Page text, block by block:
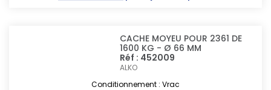
CACHE MOYEU POUR 2361 DE
1600 KG - Ø 66 MM
Réf : 452009
ALKO
Conditionnement : Vrac